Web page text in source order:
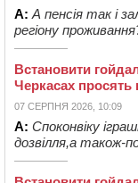
А: А пенсія так і
регіону
Встановити
Черкасах
07 СЕРПНЯ 2026, 10:09
А: Споконвіку
дозвілля,а також-